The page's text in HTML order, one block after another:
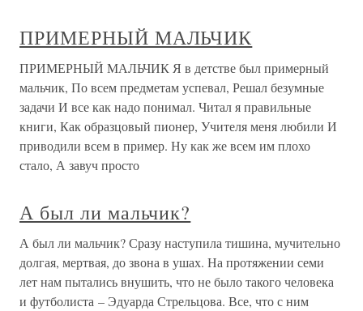
ПРИМЕРНЫЙ МАЛЬЧИК
ПРИМЕРНЫЙ МАЛЬЧИК Я в детстве был примерный
мальчик, По всем предметам успевал, Решал безумные
задачи И все как надо понимал. Читал я правильные
книги, Как образцовый пионер, Учителя меня любили И
приводили всем в пример. Ну как же всем им плохо
стало, А завуч просто
А был ли мальчик?
А был ли мальчик? Сразу наступила тишина, мучительно
долгая, мертвая, до звона в ушах. На протяжении семи
лет нам пытались внушить, что не было такого человека
и футболиста – Эдуарда Стрельцова. Все, что с ним